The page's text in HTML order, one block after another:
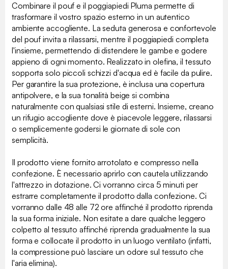
Combinare il pouf e il poggiapiedi Pluma permette di
trasformare il vostro spazio esterno in un autentico
ambiente accogliente. La seduta generosa e confortevole
del pouf invita a rilassarsi, mentre il poggiapiedi completa
l'insieme, permettendo di distendere le gambe e godere
appieno di ogni momento. Realizzato in olefina, il tessuto
sopporta solo piccoli schizzi d'acqua ed è facile da pulire.
Per garantire la sua protezione, è inclusa una copertura
antipolvere, e la sua tonalità beige si combina
naturalmente con qualsiasi stile di esterni. Insieme, creano
un rifugio accogliente dove è piacevole leggere, rilassarsi
o semplicemente godersi le giornate di sole con
semplicità.
Il prodotto viene fornito arrotolato e compresso nella
confezione. È necessario aprirlo con cautela utilizzando
l'attrezzo in dotazione. Ci vorranno circa 5 minuti per
estrarre completamente il prodotto dalla confezione. Ci
vorranno dalle 48 alle 72 ore affinché il prodotto riprenda
la sua forma iniziale. Non esitate a dare qualche leggero
colpetto al tessuto affinché riprenda gradualmente la sua
forma e collocate il prodotto in un luogo ventilato (infatti,
la compressione può lasciare un odore sul tessuto che
l'aria elimina).